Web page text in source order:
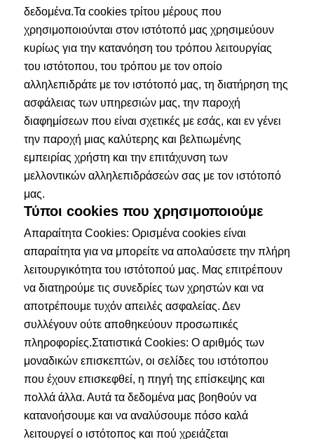
δεδομένα.Τα cookies τρίτου μέρους που
χρησιμοποιούνται στον ιστότοπό μας χρησιμεύουν
κυρίως για την κατανόηση του τρόπου λειτουργίας
του ιστότοπου, του τρόπου με τον οποίο
αλληλεπιδράτε με τον ιστότοπό μας, τη διατήρηση της
ασφάλειας των υπηρεσιών μας, την παροχή
διαφημίσεων που είναι σχετικές με εσάς, και εν γένει
την παροχή μιας καλύτερης και βελτιωμένης
εμπειρίας χρήστη και την επιτάχυνση των
μελλοντικών αλληλεπιδράσεών σας με τον ιστότοπό
μας.
Τύποι cookies που χρησιμοποιούμε
Απαραίτητα Cookies: Ορισμένα cookies είναι
απαραίτητα για να μπορείτε να απολαύσετε την πλήρη
λειτουργικότητα του ιστότοπού μας. Μας επιτρέπουν
να διατηρούμε τις συνεδρίες των χρηστών και να
αποτρέπουμε τυχόν απειλές ασφαλείας. Δεν
συλλέγουν ούτε αποθηκεύουν προσωπικές
πληροφορίες.Στατιστικά Cookies: Ο αριθμός των
μοναδικών επισκεπτών, οι σελίδες του ιστότοπου
που έχουν επισκεφθεί, η πηγή της επίσκεψης και
πολλά άλλα. Αυτά τα δεδομένα μας βοηθούν να
κατανοήσουμε και να αναλύσουμε πόσο καλά
λειτουργεί ο ιστότοπος και πού χρειάζεται